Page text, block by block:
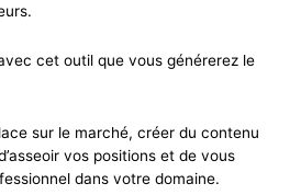
.
cet outil que vous générerez le
sur le marché, créer du contenu
vos positions et de vous
dans votre domaine.